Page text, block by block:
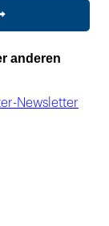
anderen
Newsletter